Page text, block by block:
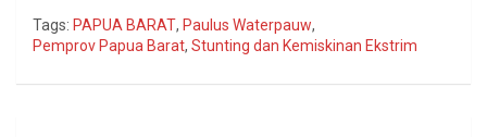
Tags: PAPUA BARAT, Paulus Waterpauw,
Pemprov Papua Barat, Stunting dan Kemiskinan Ekstrim